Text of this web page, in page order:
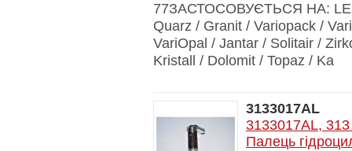
77ЗАСТОСОВУЄТЬСЯ НА:
Quarz / Granit / Variopack /
VariOpal / Jantar / Solitair /
Kristall / Dolomit / Topaz / Ka
3133017AL
3133017AL,
Палець